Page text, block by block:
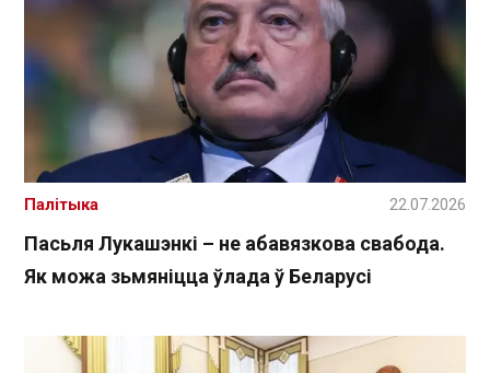
Пасьля Лукашэнкі – не абавязкова свабода.
Як можа зьмяніцца ўлада ў Беларусі
Палітыка 22.07.2026